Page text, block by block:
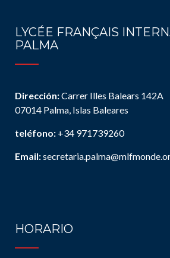
LYCÉE FRANÇAIS
PALMA
Dirección:Carrer Illes Balears 142A
07014 Palma, Islas Baleares
teléfono: +34 971739260
Email:
HORARIO